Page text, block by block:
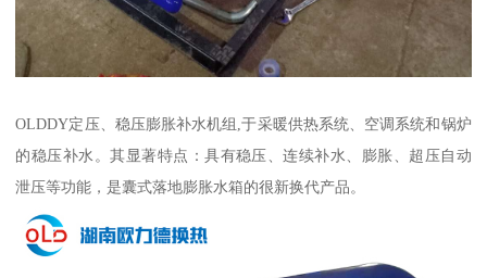
OLDDY定压、稳压膨胀补水机组,于采暖供热系统、空调系统和锅炉
的稳压补水。其显著特点：具有稳压、连续补水、膨胀、超压自动
泄压等功能，是囊式落地膨胀水箱的很新换代产品。